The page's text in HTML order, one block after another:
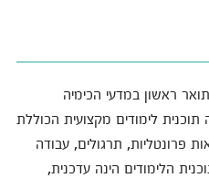
ראשון במדעי הכימיה
תוכנית לימודים מקצועית הכוללת
פרונטליות, תרגולים, עבודה
הלימודים הינה עדכנית,